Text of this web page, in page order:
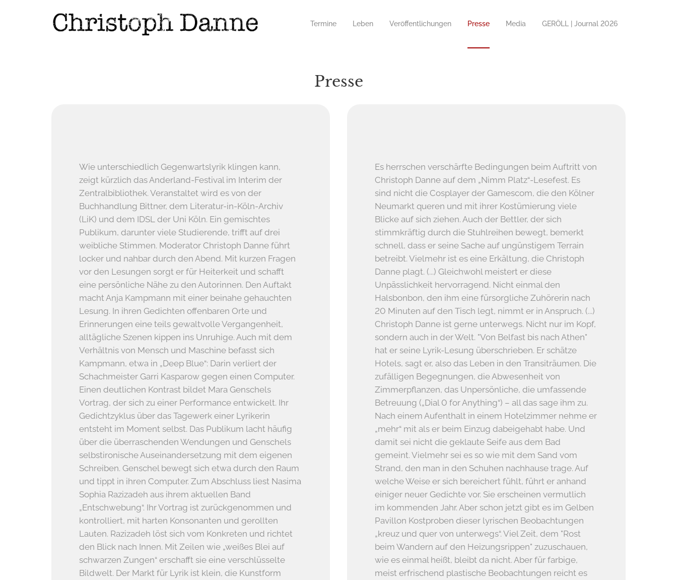
Termine Leben Veröffentlichungen Presse Media GERÖLL | Journal 2026
Presse
Wie unterschiedlich Gegenwartslyrik klingen kann,
zeigt kürzlich das Anderland-Festival im Interim der
Zentralbibliothek. Veranstaltet wird es von der
Buchhandlung Bittner, dem Literatur-in-Köln-Archiv
(LiK) und dem IDSL der Uni Köln. Ein gemischtes
Publikum, darunter viele Studierende, trifft auf drei
weibliche Stimmen. Moderator Christoph Danne führt
locker und nahbar durch den Abend. Mit kurzen Fragen
vor den Lesungen sorgt er für Heiterkeit und schafft
eine persönliche Nähe zu den Autorinnen. Den Auftakt
macht Anja Kampmann mit einer beinahe gehauchten
Lesung. In ihren Gedichten offenbaren Orte und
Erinnerungen eine teils gewaltvolle Vergangenheit,
alltägliche Szenen kippen ins Unruhige. Auch mit dem
Verhältnis von Mensch und Maschine befasst sich
Kampmann, etwa in „Deep Blue“: Darin verliert der
Schachmeister Garri Kasparow gegen einen Computer.
Einen deutlichen Kontrast bildet Mara Genschels
Vortrag, der sich zu einer Performance entwickelt. Ihr
Gedichtzyklus über das Tagewerk einer Lyrikerin
entsteht im Moment selbst. Das Publikum lacht häufig
über die überraschenden Wendungen und Genschels
selbstironische Auseinandersetzung mit dem eigenen
Schreiben. Genschel bewegt sich etwa durch den Raum
und tippt in ihren Computer. Zum Abschluss liest Nasima
Sophia Razizadeh aus ihrem aktuellen Band
„Entschwebung“. Ihr Vortrag ist zurückgenommen und
kontrolliert, mit harten Konsonanten und gerollten
Lauten. Razizadeh löst sich vom Konkreten und richtet
den Blick nach Innen. Mit Zeilen wie „weißes Blei auf
schwarzen Zungen“ erschafft sie eine verschlüsselte
Bildwelt. Der Markt für Lyrik ist klein, die Kunstform
Es herrschen verschärfte Bedingungen beim Auftritt von
Christoph Danne auf dem „Nimm Platz“-Lesefest. Es
sind nicht die Cosplayer der Gamescom, die den Kölner
Neumarkt queren und mit ihrer Kostümierung viele
Blicke auf sich ziehen. Auch der Bettler, der sich
stimmkräftig durch die Stuhlreihen bewegt, bemerkt
schnell, dass er seine Sache auf ungünstigem Terrain
betreibt. Vielmehr ist es eine Erkältung, die Christoph
Danne plagt. (...) Gleichwohl meistert er diese
Unpässlichkeit hervorragend. Nicht einmal den
Halsbonbon, den ihm eine fürsorgliche Zuhörerin nach
20 Minuten auf den Tisch legt, nimmt er in Anspruch. (...)
Christoph Danne ist gerne unterwegs. Nicht nur im Kopf,
sondern auch in der Welt. "Von Belfast bis nach Athen"
hat er seine Lyrik-Lesung überschrieben. Er schätze
Hotels, sagt er, also das Leben in den Transiträumen. Die
zufälligen Begegnungen, die Abwesenheit von
Zimmerpflanzen, das Unpersönliche, die umfassende
Betreuung („Dial 0 for Anything“) – all das sage ihm zu.
Nach einem Aufenthalt in einem Hotelzimmer nehme er
„mehr“ mit als er beim Einzug dabeigehabt habe. Und
damit sei nicht die geklaute Seife aus dem Bad
gemeint. Vielmehr sei es so wie mit dem Sand vom
Strand, den man in den Schuhen nachhause trage. Auf
welche Weise er sich bereichert fühlt, führt er anhand
einiger neuer Gedichte vor. Sie erscheinen vermutlich
im kommenden Jahr. Aber schon jetzt gibt es im Gelben
Pavillon Kostproben dieser lyrischen Beobachtungen
„kreuz und quer von unterwegs“. Viel Zeit, dem "Rost
beim Wandern auf den Heizungsrippen" zuzuschauen,
wie es einmal heißt, bleibt da nicht. Aber für farbige,
meist erfrischend plastische Beobachtungen reicht es